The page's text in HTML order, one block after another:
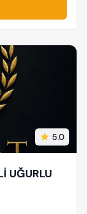
5.0
UĞURLU